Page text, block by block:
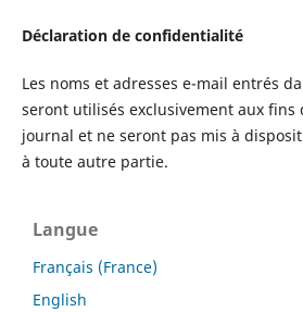
Déclaration de confidentialité
Les noms et adresses e-mail entrés
seront utilisés exclusivement aux fins
journal et ne seront pas mis à
à toute autre partie.
Langue
Français (France)
English